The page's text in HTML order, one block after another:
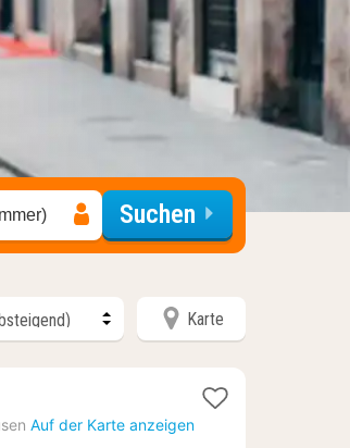
Suchen
Karte
Auf der Karte anzeigen